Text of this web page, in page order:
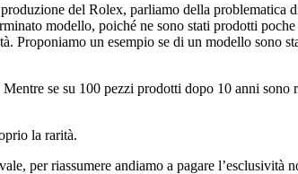
del Rolex, parliamo della
modello, poiché ne sono stati prodotti
un esempio se di un modello sono
se su 100 pezzi prodotti dopo 10 anni
la rarità.
per riassumere andiamo a pagare l’esclusività